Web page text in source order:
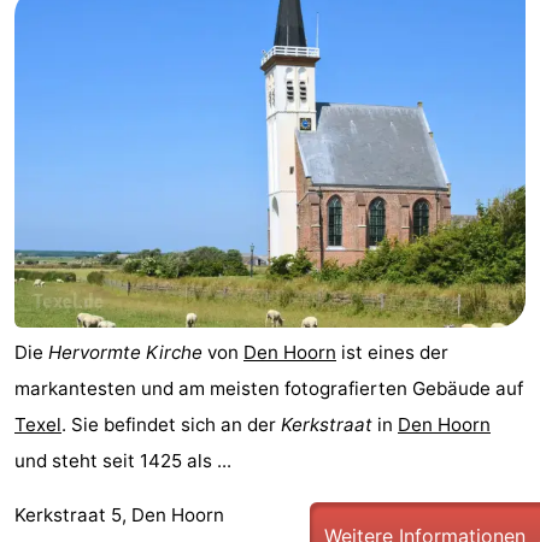
Schwimmbader
-
Radfahren
-
Wandern
-
Reiten
-
Surfen
-
Wattwandern
-
Die Hervormte Kirche von Den Hoorn ist eines der
markantesten und am meisten fotografierten Gebäude auf
Texel. Sie befindet sich an der Kerkstraat in Den Hoorn
und steht seit 1425 als ...
Kerkstraat 5, Den Hoorn
Weitere Informationen